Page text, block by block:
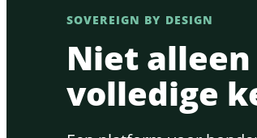
SOVEREIGN BY DESIGN
Niet
volledige